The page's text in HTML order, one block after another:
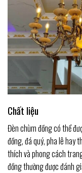
Chất liệu
Đèn chùm đồng có thể
đồng, đá quý, pha lê hay
thích và phong cách
đồng thường được đánh